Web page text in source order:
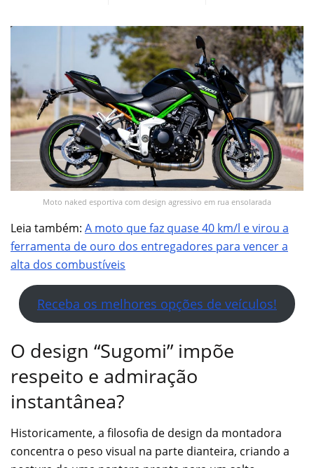
Moto naked esportiva com design agressivo em rua ensolarada
Leia também: A moto que faz quase 40 km/l e virou a
ferramenta de ouro dos entregadores para vencer a
alta dos combustíveis
Receba os melhores opções de veículos!
O design “Sugomi” impõe
respeito e admiração
instantânea?
Historicamente, a filosofia de design da montadora
concentra o peso visual na parte dianteira, criando a